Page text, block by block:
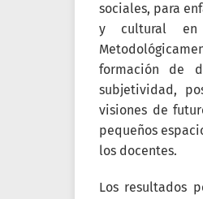
sociales, para
y cultural en
formación de
subjetividad,
visiones de
pequeños
los docentes.
Los resultados